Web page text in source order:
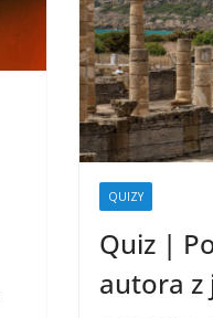
QUIZY
Quiz |
autora z